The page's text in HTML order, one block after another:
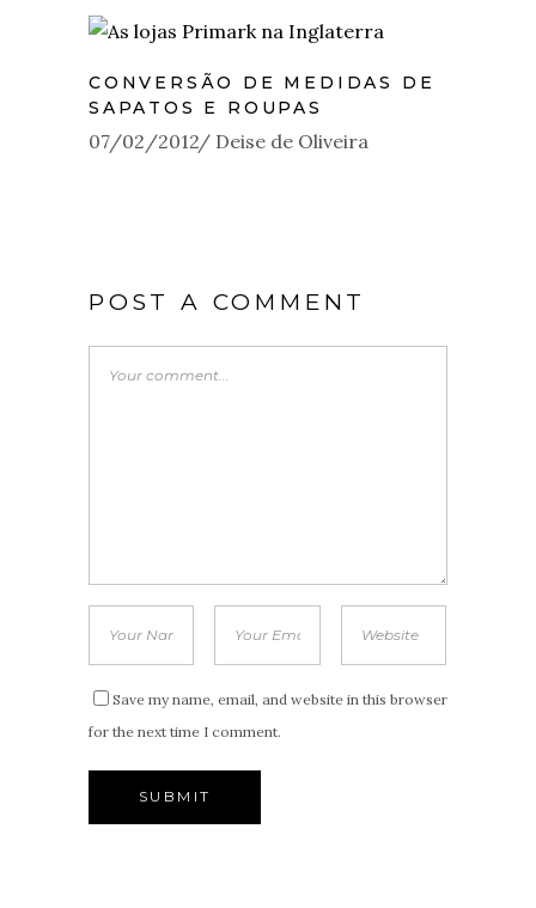
CONVERSÃO DE MEDIDAS DE
SAPATOS E ROUPAS
07/02/2012 Deise de Oliveira
POST A COMMENT
Save my name, email, and website in this browser
for the next time I comment.